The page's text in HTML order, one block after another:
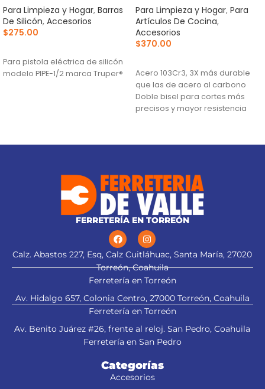
Para Limpieza y Hogar, Barras
De Silicón, Accesorios
$275.00
Para pistola eléctrica de silicón
modelo PIPE-1/2 marca Truper®
Para Limpieza y Hogar, Para
Artículos De Cocina,
Accesorios
$370.00
Acero 103Cr3, 3X más durable
que las de acero al carbono
Doble bisel para cortes más
precisos y mayor resistencia
FERRETERÍA EN TORREÓN
Calz. Abastos 227, Esq, Calz Cuitláhuac, Santa María, 27020
Torreón, Coahuila
Ferretería en Torreón
Av. Hidalgo 657, Colonia Centro, 27000 Torreón, Coahuila
Ferretería en Torreón
Av. Benito Juárez #26, frente al reloj. San Pedro, Coahuila
Ferretería en San Pedro
Categorías
Accesorios